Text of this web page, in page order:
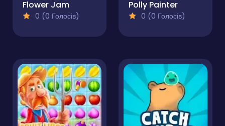
Flower Jam
0 (0 Голосів)
Polly Painter
0 (0 Голосів)